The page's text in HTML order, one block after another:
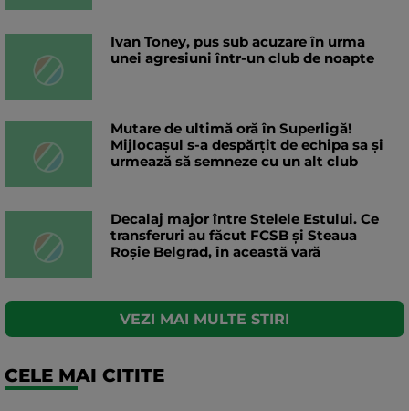
Ivan Toney, pus sub acuzare în urma
unei agresiuni într-un club de noapte
Mutare de ultimă oră în Superligă!
Mijlocașul s-a despărțit de echipa sa și
urmează să semneze cu un alt club
Decalaj major între Stelele Estului. Ce
transferuri au făcut FCSB și Steaua
Roșie Belgrad, în această vară
VEZI MAI MULTE STIRI
CELE MAI CITITE